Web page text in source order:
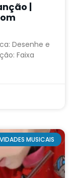
|
Desenhe e
Faixa
MUSICAIS